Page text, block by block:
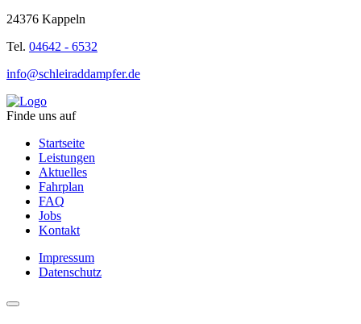
24376 Kappeln
Tel. 04642 - 6532
info@schleiraddampfer.de
Finde uns auf
Startseite
Leistungen
Aktuelles
Fahrplan
FAQ
Jobs
Kontakt
Impressum
Datenschutz